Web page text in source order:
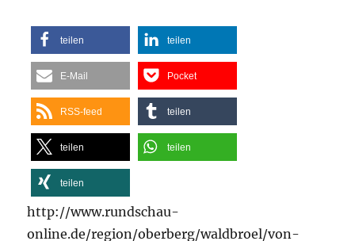
teilen teilen
E-Mail Pocket
RSS-feed teilen
teilen teilen
teilen
http://www.rundschau-
online.de/region/oberberg/waldbroel/von-